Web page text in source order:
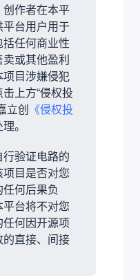
创作者在本平
平台用户用于
任何商业性
或其他盈利
项目涉嫌侵犯
上方“侵权投
立创
《侵权投
。
验证电路的
目是否对您
何后果负
台将不对您
何因开源项
的直接、间接